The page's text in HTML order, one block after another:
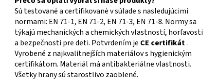
Sú testované a certifikované v súlade s nasledujúcimi
normami: EN 71-1, EN 71-2, EN 71-3, EN 71-8. Normy sa
týkajú mechanických a chemických vlastností, horľavosti
a bezpečnosti pre deti. Potvrdením je CE certifikát.
Vyrobené z najkvalitnejších materiálov s hygienickým
certifikátom. Materiál má antibakteriálne vlastnosti.
Všetky hrany sú starostlivo zaoblené.